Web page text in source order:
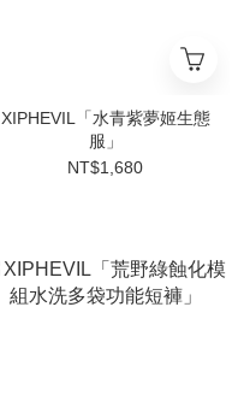
XIPHEVIL「水青紫夢姬生態
服」
NT$1,680